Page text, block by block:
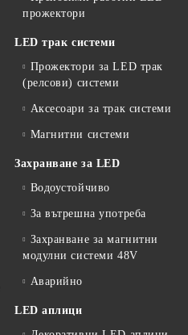
прожектори
LED трак системи
Прожектори за LED трак
(релсови) системи
Аксесоари за трак системи
Магнитни системи
Захранване за LED
Водоустойчиво
За вътрешна употреба
Захранване за магнитни
модулни системи 48V
Аварийно
LED аплици